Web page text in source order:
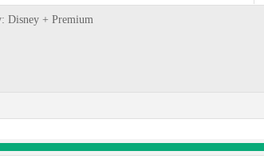
Disney + Premium